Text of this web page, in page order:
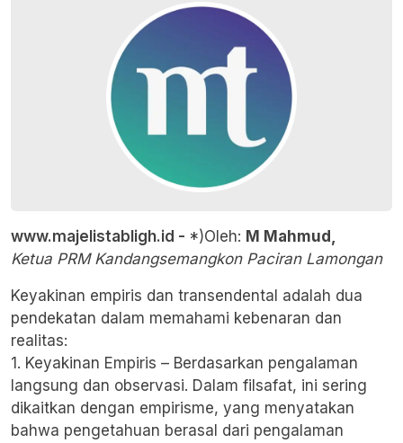
www.majelistabligh.id - *)Oleh: M Mahmud,
Ketua PRM Kandangsemangkon Paciran Lamongan
Keyakinan empiris dan transendental adalah dua
pendekatan dalam memahami kebenaran dan
realitas:
1. Keyakinan Empiris – Berdasarkan pengalaman
langsung dan observasi. Dalam filsafat, ini sering
dikaitkan dengan empirisme, yang menyatakan
bahwa pengetahuan berasal dari pengalaman